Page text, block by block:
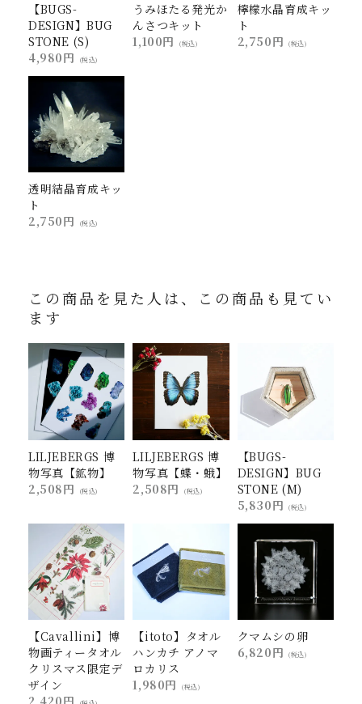
【BUGS-
DESIGN】BUG
STONE (S)
4,980円
(税込)
うみほたる発光か
んさつキット
1,100円
(税込)
檸檬水晶育成キッ
ト
2,750円
(税込)
透明結晶育成キッ
ト
2,750円
(税込)
この商品を見た人は、この商品も見てい
ます
LILJEBERGS 博
物写真【鉱物】
2,508円
(税込)
LILJEBERGS 博
物写真【蝶・蛾】
2,508円
(税込)
【BUGS-
DESIGN】BUG
STONE (M)
5,830円
(税込)
【Cavallini】博
物画ティータオル
クリスマス限定デ
ザイン
2,420円
【itoto】タオル
ハンカチ アノマ
ロカリス
1,980円
(税込)
クマムシの卵
6,820円
(税込)